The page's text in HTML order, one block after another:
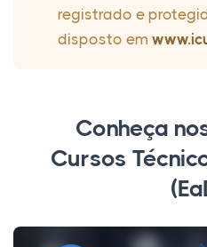
registrado e
disposto em
Conheça
Cursos